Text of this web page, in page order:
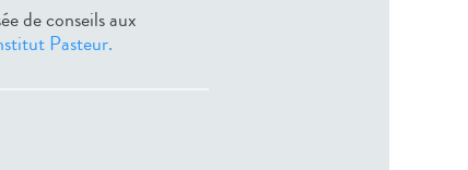
de conseils aux
Pasteur.